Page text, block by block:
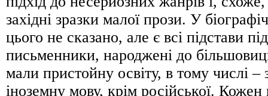
західні зразки малої прози. У
цього не сказано, але є всі підстави
письменники, народжені до
мали пристойну освіту, в тому числі –
іноземну мову, крім російської. Кожен